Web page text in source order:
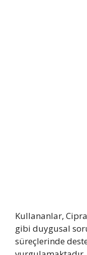
Kullananlar,
gibi duygusal
süreçlerinde